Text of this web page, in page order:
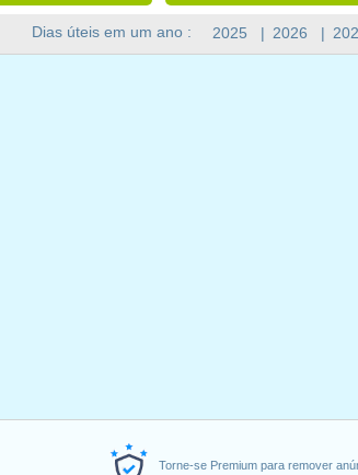
Torne-se Premium para remover
Dias úteis em um ano : 2025 | 2026 |